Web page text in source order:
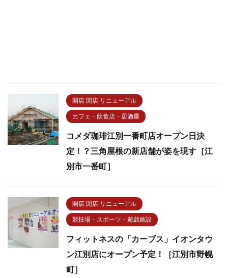
開店 閉店 リニューアル
カフェ・飲食店・居酒屋
コメダ珈琲江別一番町店オープン日決
定！？三角屋根の新店舗が姿を現す［江
別市一番町］
開店 閉店 リニューアル
競技場・スポーツ・遊戯施設
フィットネスの「カーブス」イオンタウ
ン江別店にオープン予定！［江別市野幌
町］